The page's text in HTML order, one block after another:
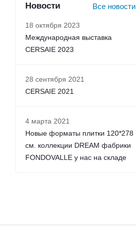
Новости Все новости
18 октября 2023
Международная выставка
CERSAIE 2023
28 сентября 2021
CERSAIE 2021
4 марта 2021
Новые форматы плитки 120*278
см. коллекции DREAM фабрики
FONDOVALLE у нас на складе